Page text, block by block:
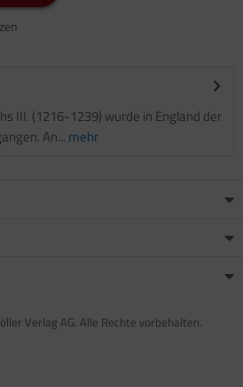
III. (1216-1239) wurde in England der
An... mehr
Verlag AG. Alle Rechte vorbehalten.